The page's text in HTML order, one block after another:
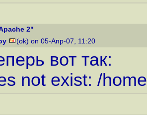
2"
(ok) on 05-Апр-07, 11:20
вот так:
not exist: /